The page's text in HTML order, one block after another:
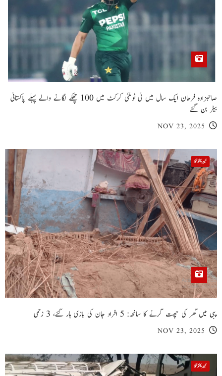
صاحبزادہ فرحان ایک سال میں ٹی ٹوئنٹی کرکٹ میں 100 چھکے لگانے والے پہلے پاکستانی
بیٹر بن گئے
NOV 23, 2025
خیبر پختونخوا
پبی میں گھر کی چھت گرنے کا سانحہ: 5 افراد جان کی بازی ہار گئے، 3 زخمی
NOV 23, 2025
خیبر پختونخوا